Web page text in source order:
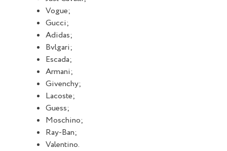
Vogue;
Gucci;
Adidas;
Bvlgari;
Escada;
Armani;
Givenchy;
Lacoste;
Guess;
Moschino;
Ray-Ban;
Valentino.